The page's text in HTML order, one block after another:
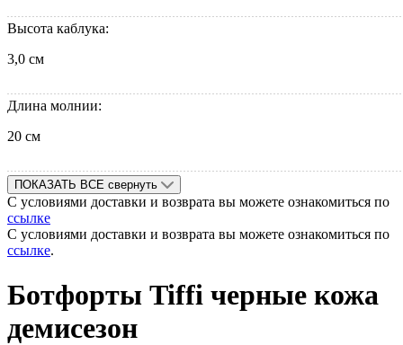
Высота каблука:
3,0 см
Длина молнии:
20 см
ПОКАЗАТЬ ВСЕ свернуть
С условиями доставки и возврата вы можете ознакомиться по
ссылке
С условиями доставки и возврата вы можете ознакомиться по
ссылке.
Ботфорты Tiffi черные кожа
демисезон